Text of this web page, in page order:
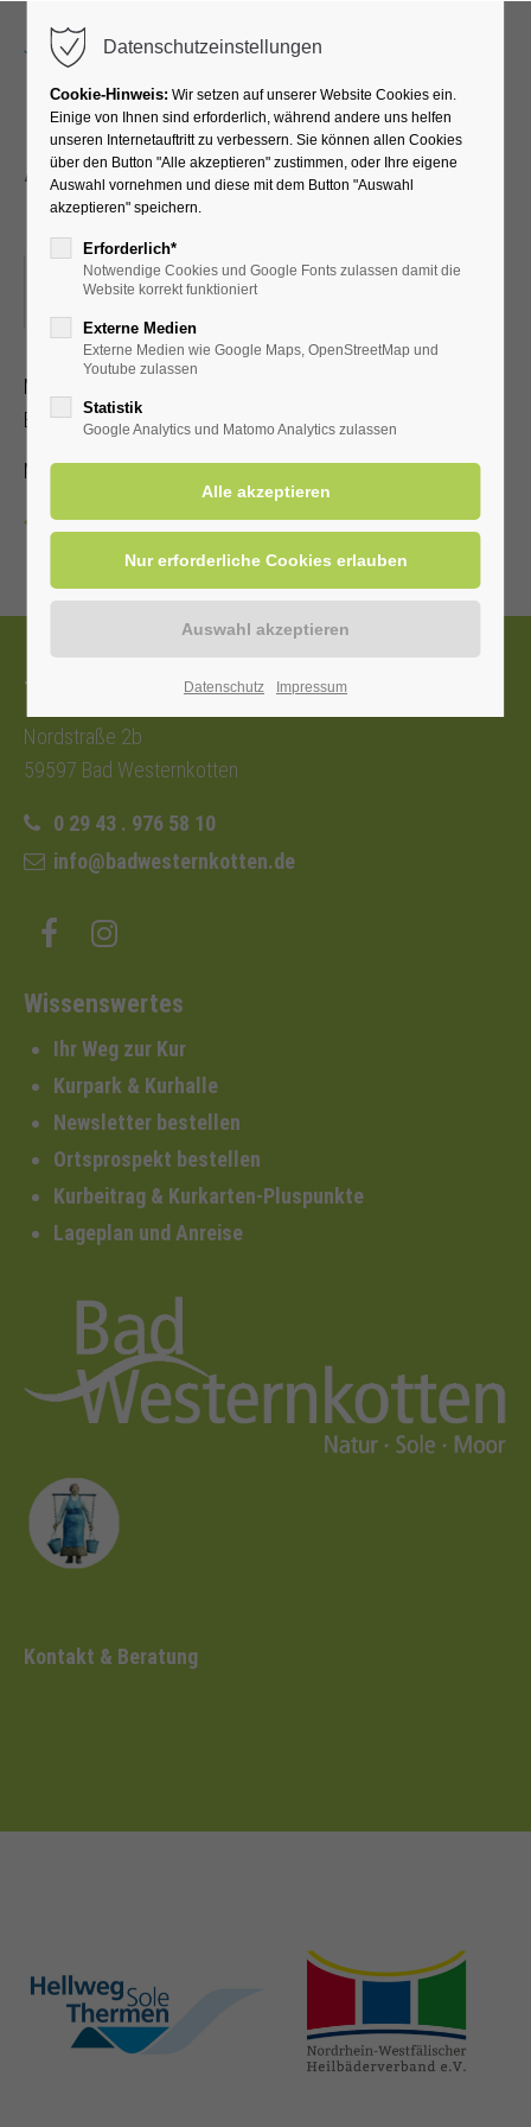
Atemübungen an den
Gradierwerken
25.11.2025, 15:30–16:00
Mit speziellen Atemübungen lernen Sie, wie der positive
Effekt der gesunden Aerosole verstärkt werden kann
Mit Kur-/Einwohnerkarte 2,00 €, ohne 5,00 €
Zurück
Tourist-Information
Nordstraße 2b
59597 Bad Westernkotten
0 29 43 . 976 58 10
info@badwesternkotten.de
Wissenswertes
Ihr Weg zur Kur
Kurpark & Kurhalle
Newsletter bestellen
Ortsprospekt bestellen
Kurbeitrag & Kurkarten-Pluspunkte
Lageplan und Anreise
Kontakt & Beratung
hellweg-sole-
thermen.de
heilbaeder.de
Datenschutzeinstellungen
Cookie-Hinweis: Wir setzen auf unserer Website Cookies ein.
Einige von Ihnen sind erforderlich, während andere uns helfen
unseren Internetauftritt zu verbessern. Sie können allen Cookies
über den Button "Alle akzeptieren" zustimmen, oder Ihre eigene
Auswahl vornehmen und diese mit dem Button "Auswahl
akzeptieren" speichern.
Erforderlich*
Notwendige Cookies und Google Fonts zulassen damit die
Website korrekt funktioniert
Externe Medien
Externe Medien wie Google Maps, OpenStreetMap und
Youtube zulassen
Statistik
Google Analytics und Matomo Analytics zulassen
Datenschutz Impressum